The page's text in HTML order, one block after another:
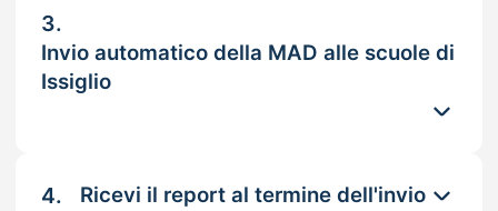
3.
Invio automatico della MAD alle scuole di
Issiglio
4. Ricevi il report al termine dell'invio